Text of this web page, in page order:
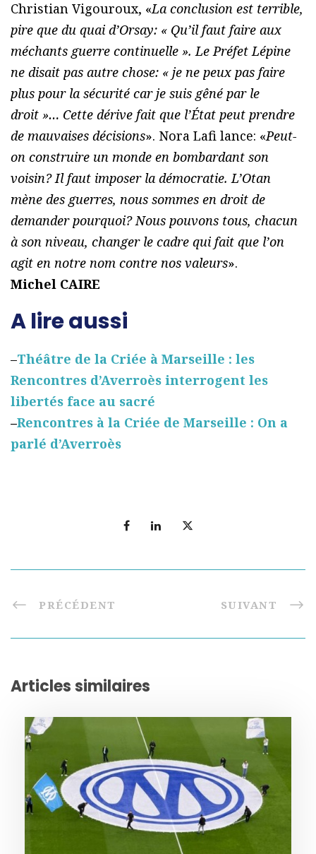
Christian Vigouroux, «La conclusion est terrible,
pire que du quai d’Orsay: « Qu’il faut faire aux
méchants guerre continuelle ». Le Préfet Lépine
ne disait pas autre chose: « je ne peux pas faire
plus pour la sécurité car je suis gêné par le
droit »… Cette dérive fait que l’État peut prendre
de mauvaises décisions». Nora Lafi lance: «Peut-
on construire un monde en bombardant son
voisin? Il faut imposer la démocratie. L’Otan
mène des guerres, nous sommes en droit de
demander pourquoi? Nous pouvons tous, chacun
à son niveau, changer le cadre qui fait que l’on
agit en notre nom contre nos valeurs».
Michel CAIRE
A lire aussi
–Théâtre de la Criée à Marseille : les
Rencontres d’Averroès interrogent les
libertés face au sacré
–Rencontres à la Criée de Marseille : On a
parlé d’Averroès
PRÉCÉDENT SUIVANT
Articles similaires